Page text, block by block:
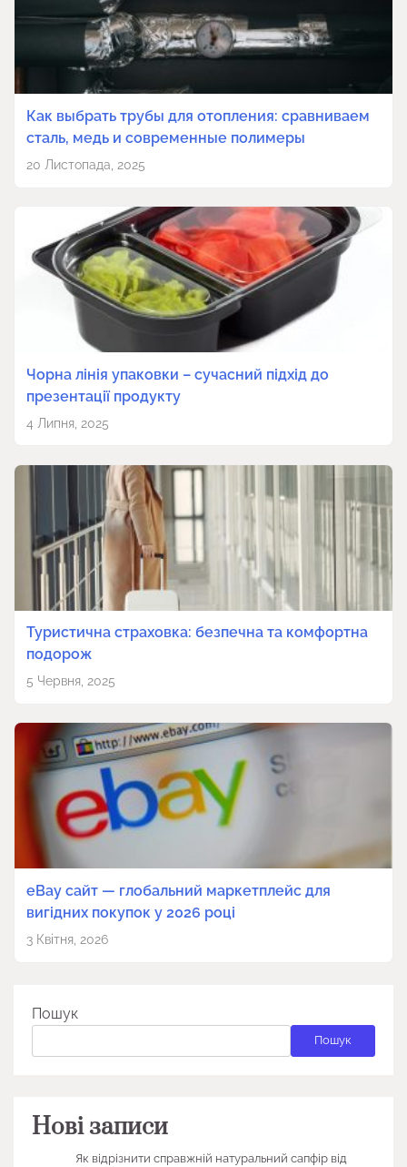
Как выбрать трубы для отопления: сравниваем
сталь, медь и современные полимеры
20 Листопада, 2025
Чорна лінія упаковки – сучасний підхід до
презентації продукту
4 Липня, 2025
Туристична страховка: безпечна та комфортна
подорож
5 Червня, 2025
eBay сайт — глобальний маркетплейс для
вигідних покупок у 2026 році
3 Квітня, 2026
Пошук
Пошук
Нові записи
Як відрізнити справжній натуральний сапфір від